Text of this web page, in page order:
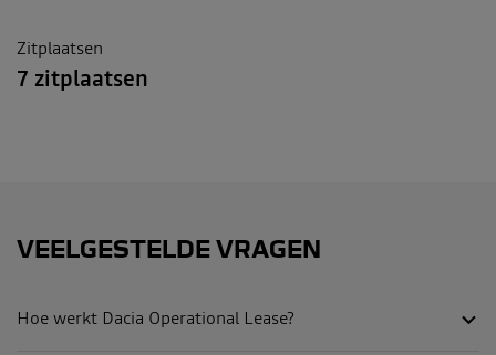
Zitplaatsen
7 zitplaatsen
VEELGESTELDE VRAGEN
Hoe werkt Dacia Operational Lease?